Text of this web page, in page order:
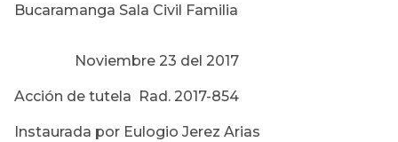
Bucaramanga Sala Civil Familia
Noviembre 23 del 2017
Acción de tutela Rad. 2017-854
Instaurada por Eulogio Jerez Arias